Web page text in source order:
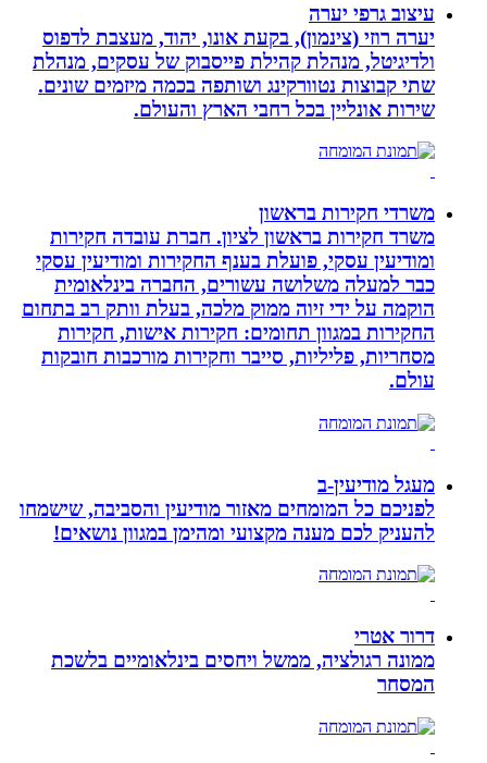
עיצוב גרפי יערה
יערה רוזי (צינמון), בקעת אונו, יהוד, מעצבת לדפוס
ולדיגיטל, מנהלת קהילת פייסבוק של עסקים, מנהלת
שתי קבוצות נטוורקינג ושותפה בכמה מיזמים שונים.
שירות אונליין בכל רחבי הארץ והעולם.
משרדי חקירות בראשון
משרד חקירות בראשון לציון. חברת עובדה חקירות
ומודיעין עסקי, פועלת בענף החקירות ומודיעין עסקי
כבר למעלה משלושה עשורים, החברה בינלאומית
הוקמה על ידי זיוה ממוק מלכה, בעלת וותק רב בתחום
החקירות במגוון תחומים: חקירות אישות, חקירות
מסחריות, פליליות, סייבר וחקירות מורכבות חובקות
עולם.
מעגל מודיעין-ב
לפניכם כל המומחים מאזור מודיעין והסביבה, שישמחו
להעניק לכם מענה מקצועי ומהימן במגוון נושאים!
דרור אטרי
ממונה רגולציה, ממשל ויחסים בינלאומיים בלשכת
המסחר